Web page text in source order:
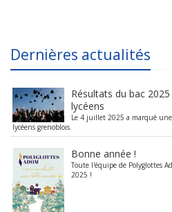
Dernières actualités
Résultats du bac
lycéens
Le 4 juillet 2025 a marqué
lycéens grenoblois.
Bonne année !
Toute l'équipe de Polyglottes
2025 !